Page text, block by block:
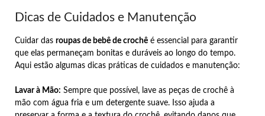
Dicas de Cuidados e Manutenção
Cuidar das roupas de bebê de crochê é essencial para garantir
que elas permaneçam bonitas e duráveis ao longo do tempo.
Aqui estão algumas dicas práticas de cuidados e manutenção:
Lavar à Mão: Sempre que possível, lave as peças de crochê à
mão com água fria e um detergente suave. Isso ajuda a